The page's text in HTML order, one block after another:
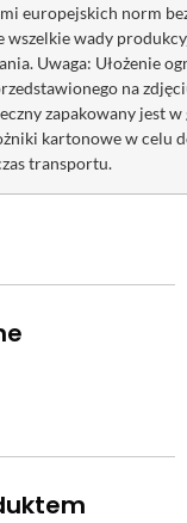
europejskich norm
wszelkie wady
Uwaga: Ułożenie
na
zapakowany jest
kartonowe w celu
transportu.